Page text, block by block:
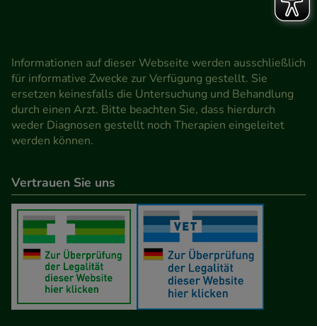
Informationen auf dieser Webseite werden ausschließlich
für informative Zwecke zur Verfügung gestellt. Sie
ersetzen keinesfalls die Untersuchung und Behandlung
durch einen Arzt. Bitte beachten Sie, dass hierdurch
weder Diagnosen gestellt noch Therapien eingeleitet
werden können.
Vertrauen Sie uns